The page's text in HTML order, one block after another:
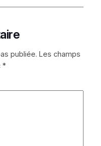
publiée. Les champs
*